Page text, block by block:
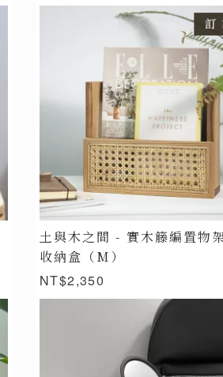
土與木之間 - 實木籐編置物
收納盒（M）
NT$2,350